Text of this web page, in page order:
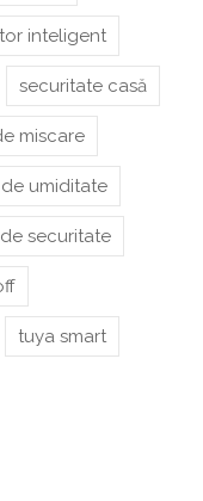
inteligent
securitate casă
miscare
umiditate
securitate
tuya smart